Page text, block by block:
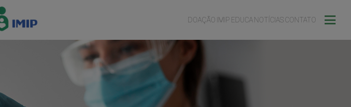
DOAÇÃO IMIP EDUCANOTÍCIASCONTATO